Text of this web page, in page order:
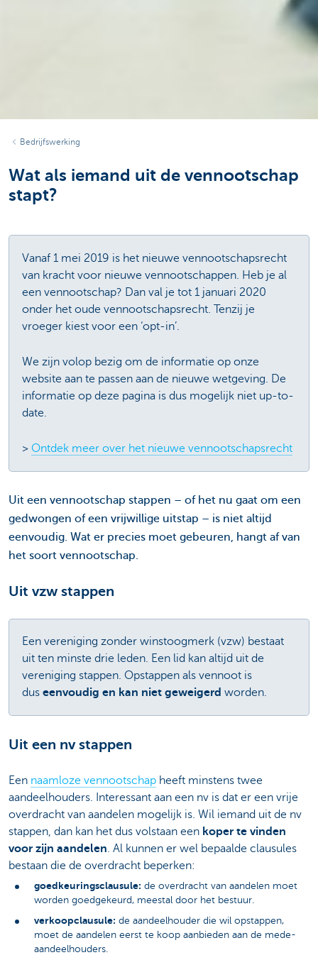
Bedrijfswerking
Wat als iemand uit de vennootschap
stapt?
Vanaf 1 mei 2019 is het nieuwe vennootschapsrecht
van kracht voor nieuwe vennootschappen. Heb je al
een vennootschap? Dan val je tot 1 januari 2020
onder het oude vennootschapsrecht. Tenzij je
vroeger kiest voor een ‘opt-in’.
We zijn volop bezig om de informatie op onze
website aan te passen aan de nieuwe wetgeving. De
informatie op deze pagina is dus mogelijk niet up-to-
date.
> Ontdek meer over het nieuwe vennootschapsrecht
Uit een vennootschap stappen – of het nu gaat om een
gedwongen of een vrijwillige uitstap – is niet altijd
eenvoudig. Wat er precies moet gebeuren, hangt af van
het soort vennootschap.
Uit vzw stappen
Een vereniging zonder winstoogmerk (vzw) bestaat
uit ten minste drie leden. Een lid kan altijd uit de
vereniging stappen. Opstappen als vennoot is
dus eenvoudig en kan niet geweigerd worden.
Uit een nv stappen
Een naamloze vennootschap heeft minstens twee
aandeelhouders. Interessant aan een nv is dat er een vrije
overdracht van aandelen mogelijk is. Wil iemand uit de nv
stappen, dan kan het dus volstaan een koper te vinden
voor zijn aandelen. Al kunnen er wel bepaalde clausules
bestaan die de overdracht beperken:
goedkeuringsclausule: de overdracht van aandelen moet
worden goedgekeurd, meestal door het bestuur.
verkoopclausule: de aandeelhouder die wil opstappen,
moet de aandelen eerst te koop aanbieden aan de mede-
aandeelhouders.